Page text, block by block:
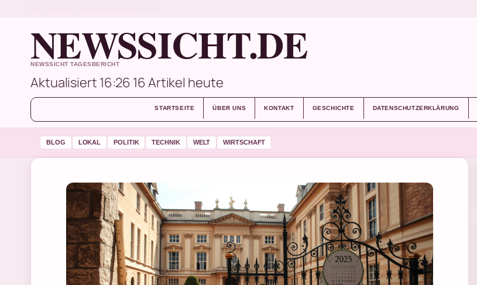
NEWSSICHT.DE
NEWSSICHT TAGESBERICHT
Aktualisiert 16:26 16 Artikel heute
STARTSEITE ÜBER UNS KONTAKT GESCHICHTE DATENSCHUTZERKLÄRUNG
BLOG LOKAL POLITIK TECHNIK WELT WIRTSCHAFT